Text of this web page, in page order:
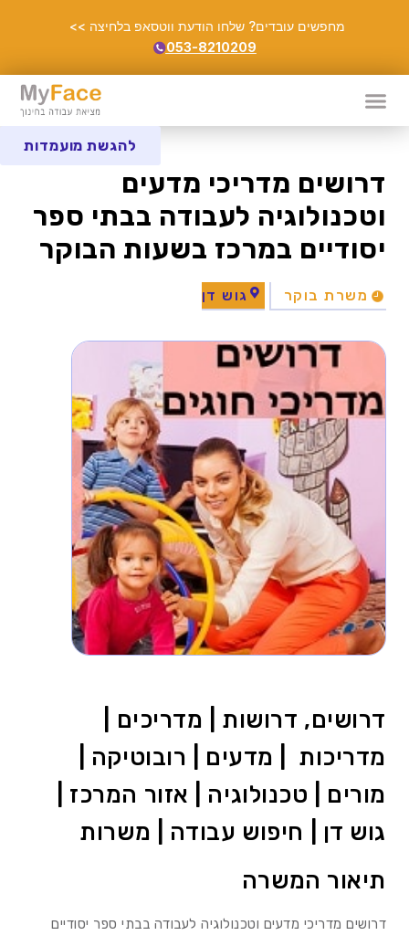
מחפשים עובדים? שלחו הודעת ווטסאפ בלחיצה >>
053-8210209
דרושים מדריכי מדעים
וטכנולוגיה לעבודה בבתי ספר
יסודיים במרכז בשעות הבוקר
משרת בוקר גוש דן
להגשת מועמדות
דרושים, דרושות | מדריכים |
מדריכות | מדעים | רובוטיקה |
מורים | טכנולוגיה | אזור המרכז |
גוש דן | חיפוש עבודה | משרות
תיאור המשרה
דרושים מדריכי מדעים וטכנולוגיה לעבודה בבתי ספר יסודיים